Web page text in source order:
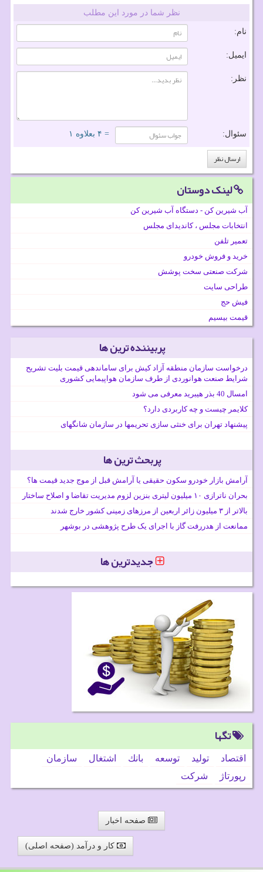
نظر شما در مورد این مطلب
نام:
ایمیل:
نظر:
سئوال: = ۴ بعلاوه ۱
لینک دوستان
آب شیرین کن - دستگاه آب شیرین کن
انتخابات مجلس ، کاندیدای مجلس
تعمیر تلفن
خرید و فروش خودرو
شرکت صنعتی سخت پوشش
طراحی سایت
فیش حج
قیمت بیسیم
پربیننده ترین ها
درخواست سازمان منطقه آزاد کیش برای ساماندهی قیمت بلیت تشریح
شرایط صنعت هوانوردی از طرف سازمان هواپیمایی کشوری
امسال 40 بذر هیبرید معرفی می شود
کلایمر چیست و چه کاربردی دارد؟
پیشنهاد تهران برای خنثی سازی تحریمها در سازمان شانگهای
پربحث ترین ها
آرامش بازار خودرو سکون حقیقی یا آرامش قبل از موج جدید قیمت ها؟
بحران ناترازی ۱۰ میلیون لیتری بنزین لزوم مدیریت تقاضا و اصلاح ساختار
بالاتر از ۳ میلیون زائر اربعین از مرزهای زمینی کشور خارج شدند
ممانعت از هدررفت گاز با اجرای یک طرح پژوهشی در بوشهر
جدیدترین ها
تگها
اقتصاد تولید توسعه بانك اشتغال
سازمان
رپورتاژ
شركت
صفحه اخبار
کار و درآمد (صفحه اصلی)